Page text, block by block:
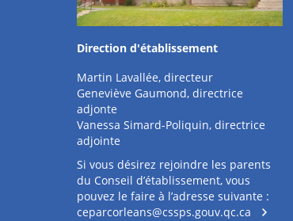
Direction d'établissement
Martin Lavallée, directeur
Geneviève Gaumond, directrice
adjonte
Vanessa Simard-Poliquin, directrice
adjointe
Si vous désirez rejoindre les parents
du Conseil d’établissement, vous
pouvez le faire à l’adresse suivante :
ceparcorleans@cssps.gouv.qc.ca